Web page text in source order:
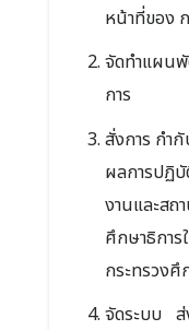
หน้าที่ของ
จัดทำแผน
การ
สั่งการ กำ
ผลการปฏิ
งานและสถ
ศึกษาธิการ
กระทรวงศึ
จัดระบบ ส่